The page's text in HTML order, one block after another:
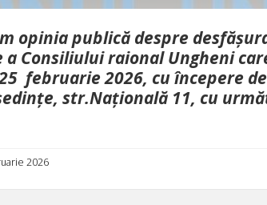
opinia publică despre
a Consiliului raional Ungheni
februarie 2026, cu începere
str.Națională 11, cu
2026